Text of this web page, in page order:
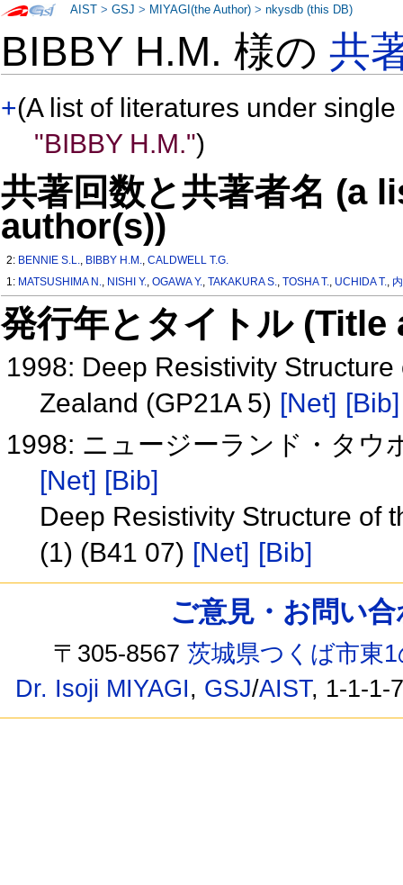
BIBBY H.M. 様の共
+(A list of literatures under
"BIBBY H.M.")
共著回数と共著者名 (a
author(s))
2: BENNIE S.L., BIBBY H.M.,CALDWELL T.G.
1: MATSUSHIMA N., NISHI Y.,OGAWA Y.,TAKAKURA S.,TOSHA T., UCHIDA T.,
発行年とタイトル
1998: Deep Resistivity
Zealand (GP21A 5) [Net] [Bib]
1998: ニュージーランド・タウ
[Net] [Bib]
Deep Resistivity Structure of
(1) (B41 07) [Net] [Bib]
AIST >GSJ > MIYAGI(the Author) >nkysdb (this DB)
ご意見・お問い
〒305-8567茨城県つくば市東
Dr. Isoji MIYAGI, GSJ/AIST, 1-1-1-